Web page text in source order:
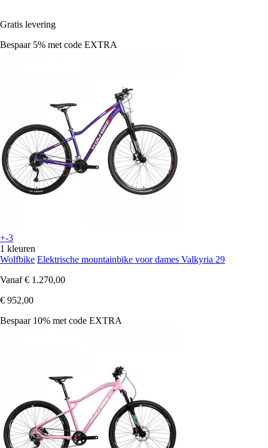
Gratis levering
Bespaar 5% met code EXTRA
+-3
1 kleuren
Wolfbike Elektrische mountainbike voor dames Valkyria 29
Vanaf € 1.270,00
€ 952,00
Bespaar 10% met code EXTRA